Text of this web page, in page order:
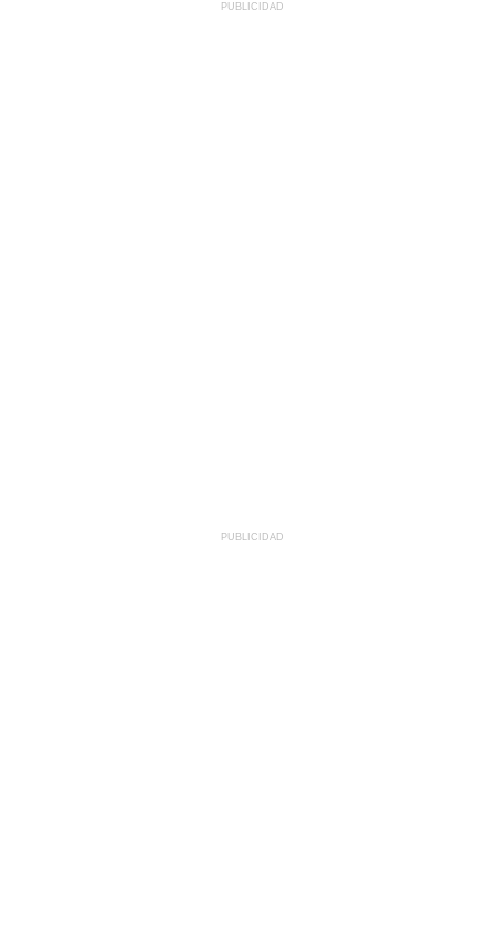
PUBLICIDAD
PUBLICIDAD